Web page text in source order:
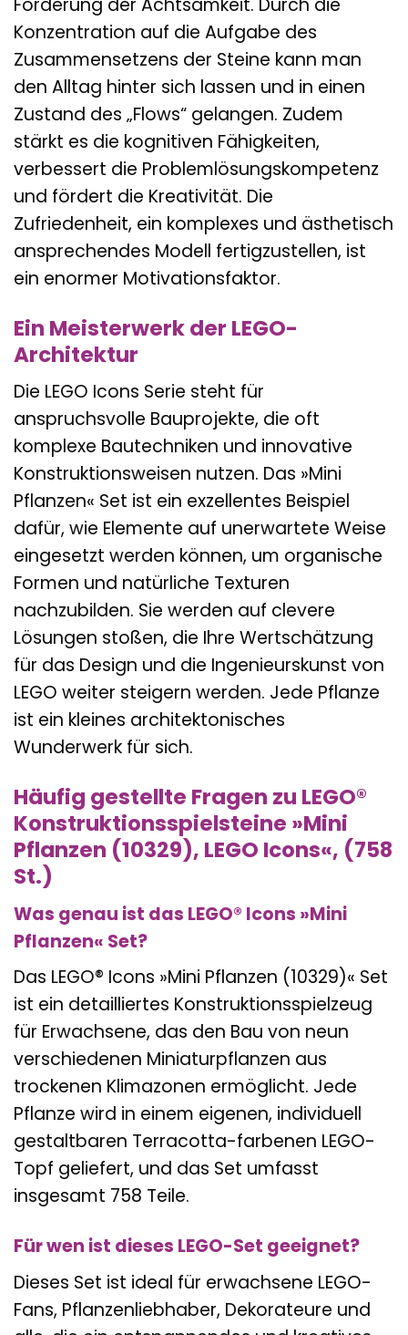
Konzentration auf die Aufgabe des
Zusammensetzens der Steine kann man
den Alltag hinter sich lassen und in einen
Zustand des „Flows“ gelangen. Zudem
stärkt es die kognitiven Fähigkeiten,
verbessert die Problemlösungskompetenz
und fördert die Kreativität. Die
Zufriedenheit, ein komplexes und ästhetisch
ansprechendes Modell fertigzustellen, ist
ein enormer Motivationsfaktor.
Ein Meisterwerk der LEGO-
Architektur
Die LEGO Icons Serie steht für
anspruchsvolle Bauprojekte, die oft
komplexe Bautechniken und innovative
Konstruktionsweisen nutzen. Das »Mini
Pflanzen« Set ist ein exzellentes Beispiel
dafür, wie Elemente auf unerwartete Weise
eingesetzt werden können, um organische
Formen und natürliche Texturen
nachzubilden. Sie werden auf clevere
Lösungen stoßen, die Ihre Wertschätzung
für das Design und die Ingenieurskunst von
LEGO weiter steigern werden. Jede Pflanze
ist ein kleines architektonisches
Wunderwerk für sich.
Häufig gestellte Fragen zu LEGO®
Konstruktionsspielsteine »Mini
Pflanzen (10329), LEGO Icons«, (758
St.)
Was genau ist das LEGO® Icons »Mini
Pflanzen« Set?
Das LEGO® Icons »Mini Pflanzen (10329)« Set
ist ein detailliertes Konstruktionsspielzeug
für Erwachsene, das den Bau von neun
verschiedenen Miniaturpflanzen aus
trockenen Klimazonen ermöglicht. Jede
Pflanze wird in einem eigenen, individuell
gestaltbaren Terracotta-farbenen LEGO-
Topf geliefert, und das Set umfasst
insgesamt 758 Teile.
Für wen ist dieses LEGO-Set geeignet?
Dieses Set ist ideal für erwachsene LEGO-
Fans, Pflanzenliebhaber, Dekorateure und